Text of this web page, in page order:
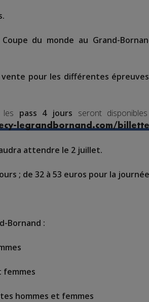
Coupe du monde au Grand-
vente pour les différentes
pass 4 jours seront
legrandbornand.com/
attendre le 2 juillet.
; de 32 à 53 euros pour la
Bornand :
femmes
hommes et femmes